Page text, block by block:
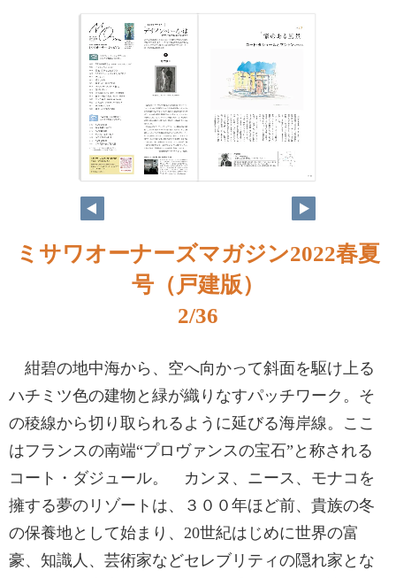
ミサワオーナーズマガジン2022春夏
号（戸建版）
2/36
紺碧の地中海から、空へ向かって斜面を駆け上る
ハチミツ色の建物と緑が織りなすパッチワーク。そ
の稜線から切り取られるように延びる海岸線。ここ
はフランスの南端“プロヴァンスの宝石”と称される
コート・ダジュール。 カンヌ、ニース、モナコを
擁する夢のリゾートは、３００年ほど前、貴族の冬
の保養地として始まり、20世紀はじめに世界の富
豪、知識人、芸術家などセレブリティの隠れ家とな